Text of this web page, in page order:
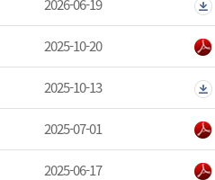
2026-06-19
2025-10-20
2025-10-13
2025-07-01
2025-06-17